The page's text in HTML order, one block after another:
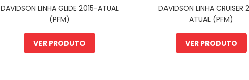
DAVIDSON LINHA GLIDE 2015-ATUAL
(PFM)
VER PRODUTO
DAVIDSON LINHA CRUISER
ATUAL (PFM)
VER PRODUTO